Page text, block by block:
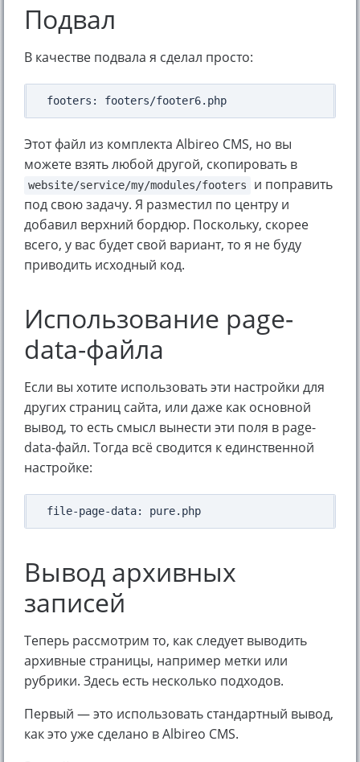
Подвал
В качестве подвала я сделал просто:
Этот файл из комплекта Albireo CMS, но вы
можете взять любой другой, скопировать в
website/service/my/modules/footers
и поправить
под свою задачу. Я разместил по центру и
добавил верхний бордюр. Поскольку, скорее
всего, у вас будет свой вариант, то я не буду
приводить исходный код.
Использование page-
data-файла
Если вы хотите использовать эти настройки для
других страниц сайта, или даже как основной
вывод, то есть смысл вынести эти поля в page-
data-файл. Тогда всё сводится к единственной
настройке:
Вывод архивных
записей
Теперь рассмотрим то, как следует выводить
архивные страницы, например метки или
рубрики. Здесь есть несколько подходов.
Первый — это использовать стандартный вывод,
как это уже сделано в Albireo CMS.